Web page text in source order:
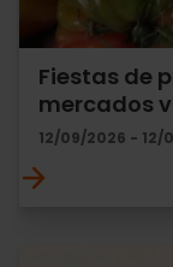
Fiestas de
mercados
12/09/2026 - 12/